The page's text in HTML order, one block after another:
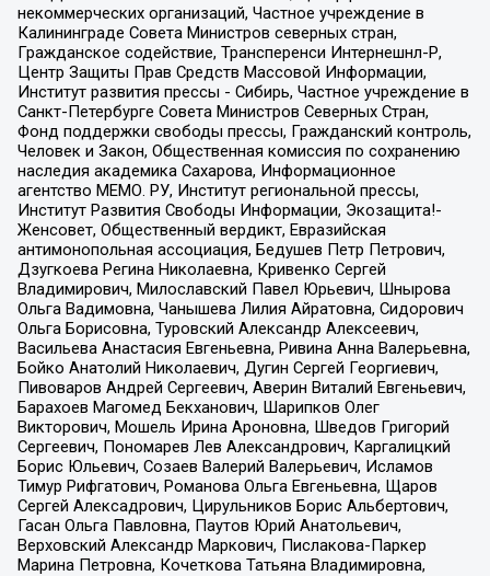
некоммерческих организаций, Частное учреждение в
Калининграде Совета Министров северных стран,
Гражданское содействие, Трансперенси Интернешнл-Р,
Центр Защиты Прав Средств Массовой Информации,
Институт развития прессы - Сибирь, Частное учреждение в
Санкт-Петербурге Совета Министров Северных Стран,
Фонд поддержки свободы прессы, Гражданский контроль,
Человек и Закон, Общественная комиссия по сохранению
наследия академика Сахарова, Информационное
агентство МЕМО. РУ, Институт региональной прессы,
Институт Развития Свободы Информации, Экозащита!-
Женсовет, Общественный вердикт, Евразийская
антимонопольная ассоциация, Бедушев Петр Петрович,
Дзугкоева Регина Николаевна, Кривенко Сергей
Владимирович, Милославский Павел Юрьевич, Шнырова
Ольга Вадимовна, Чанышева Лилия Айратовна, Сидорович
Ольга Борисовна, Туровский Александр Алексеевич,
Васильева Анастасия Евгеньевна, Ривина Анна Валерьевна,
Бойко Анатолий Николаевич, Дугин Сергей Георгиевич,
Пивоваров Андрей Сергеевич, Аверин Виталий Евгеньевич,
Барахоев Магомед Бекханович, Шарипков Олег
Викторович, Мошель Ирина Ароновна, Шведов Григорий
Сергеевич, Пономарев Лев Александрович, Каргалицкий
Борис Юльевич, Созаев Валерий Валерьевич, Исламов
Тимур Рифгатович, Романова Ольга Евгеньевна, Щаров
Сергей Алексадрович, Цирульников Борис Альбертович,
Гасан Ольга Павловна, Паутов Юрий Анатольевич,
Верховский Александр Маркович, Пислакова-Паркер
Марина Петровна, Кочеткова Татьяна Владимировна,